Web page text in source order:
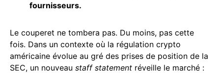
fournisseurs.
Le couperet ne tombera pas. Du moins, pas cette
fois. Dans un contexte où la régulation crypto
américaine évolue au gré des prises de position de la
SEC, un nouveau staff statement réveille le marché :